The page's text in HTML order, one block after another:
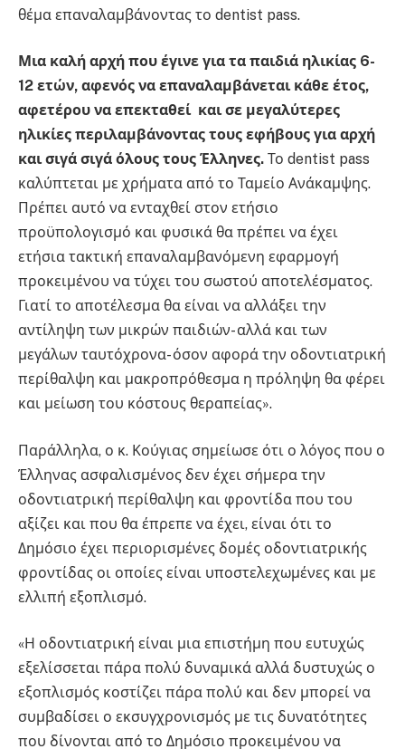
θέμα επαναλαμβάνοντας το dentist pass.
Μια καλή αρχή που έγινε για τα παιδιά ηλικίας 6-
12 ετών, αφενός να επαναλαμβάνεται κάθε έτος,
αφετέρου να επεκταθεί και σε μεγαλύτερες
ηλικίες περιλαμβάνοντας τους εφήβους για αρχή
και σιγά σιγά όλους τους Έλληνες. Το dentist pass
καλύπτεται με χρήματα από το Ταμείο Ανάκαμψης.
Πρέπει αυτό να ενταχθεί στον ετήσιο
προϋπολογισμό και φυσικά θα πρέπει να έχει
ετήσια τακτική επαναλαμβανόμενη εφαρμογή
προκειμένου να τύχει του σωστού αποτελέσματος.
Γιατί το αποτέλεσμα θα είναι να αλλάξει την
αντίληψη των μικρών παιδιών- αλλά και των
μεγάλων ταυτόχρονα- όσον αφορά την οδοντιατρική
περίθαλψη και μακροπρόθεσμα η πρόληψη θα φέρει
και μείωση του κόστους θεραπείας».
Παράλληλα, ο κ. Κούγιας σημείωσε ότι ο λόγος που ο
Έλληνας ασφαλισμένος δεν έχει σήμερα την
οδοντιατρική περίθαλψη και φροντίδα που του
αξίζει και που θα έπρεπε να έχει, είναι ότι το
Δημόσιο έχει περιορισμένες δομές οδοντιατρικής
φροντίδας οι οποίες είναι υποστελεχωμένες και με
ελλιπή εξοπλισμό.
«Η οδοντιατρική είναι μια επιστήμη που ευτυχώς
εξελίσσεται πάρα πολύ δυναμικά αλλά δυστυχώς ο
εξοπλισμός κοστίζει πάρα πολύ και δεν μπορεί να
συμβαδίσει ο εκσυγχρονισμός με τις δυνατότητες
που δίνονται από το Δημόσιο προκειμένου να